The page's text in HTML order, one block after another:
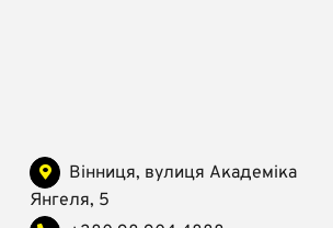
Вінниця, вулиця Академіка
Янгеля, 5